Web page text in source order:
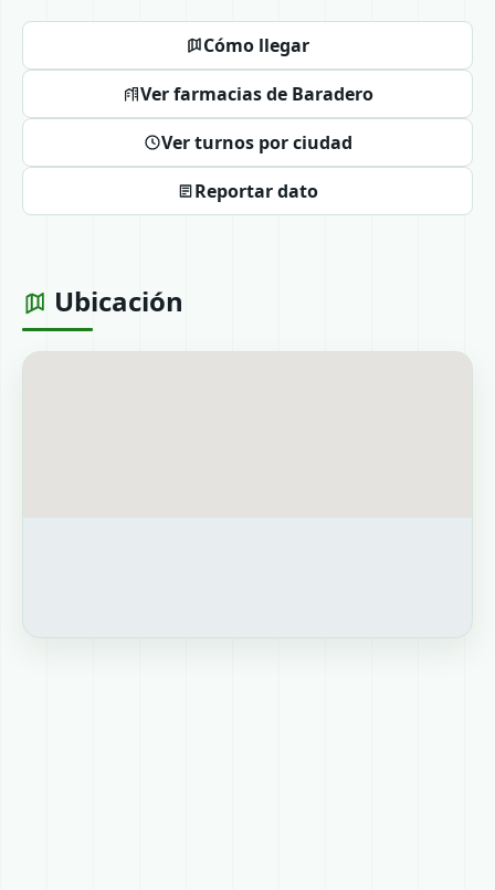
Cómo llegar
Ver farmacias de Baradero
Ver turnos por ciudad
Reportar dato
Ubicación